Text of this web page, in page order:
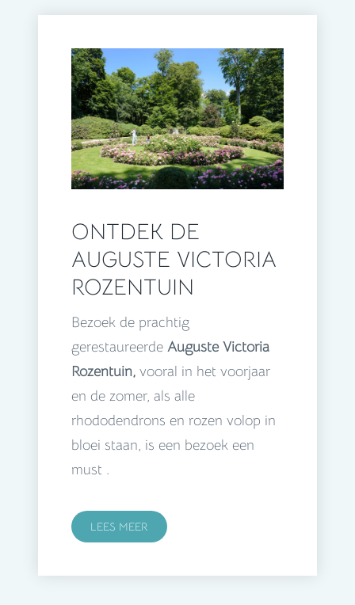
ONTDEK DE
AUGUSTE VICTORIA
ROZENTUIN
Bezoek de prachtig
gerestaureerde Auguste Victoria
Rozentuin, vooral in het voorjaar
en de zomer, als alle
rhododendrons en rozen volop in
bloei staan, is een bezoek een
must .
LEES MEER